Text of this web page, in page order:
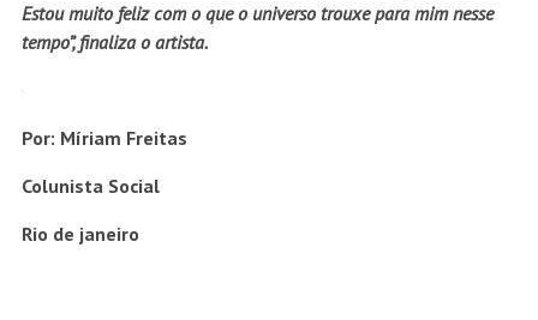
Estou muito feliz com o que o universo trouxe para mim nesse
tempo”, finaliza o artista.
Por: Míriam Freitas
Colunista Social
Rio de janeiro